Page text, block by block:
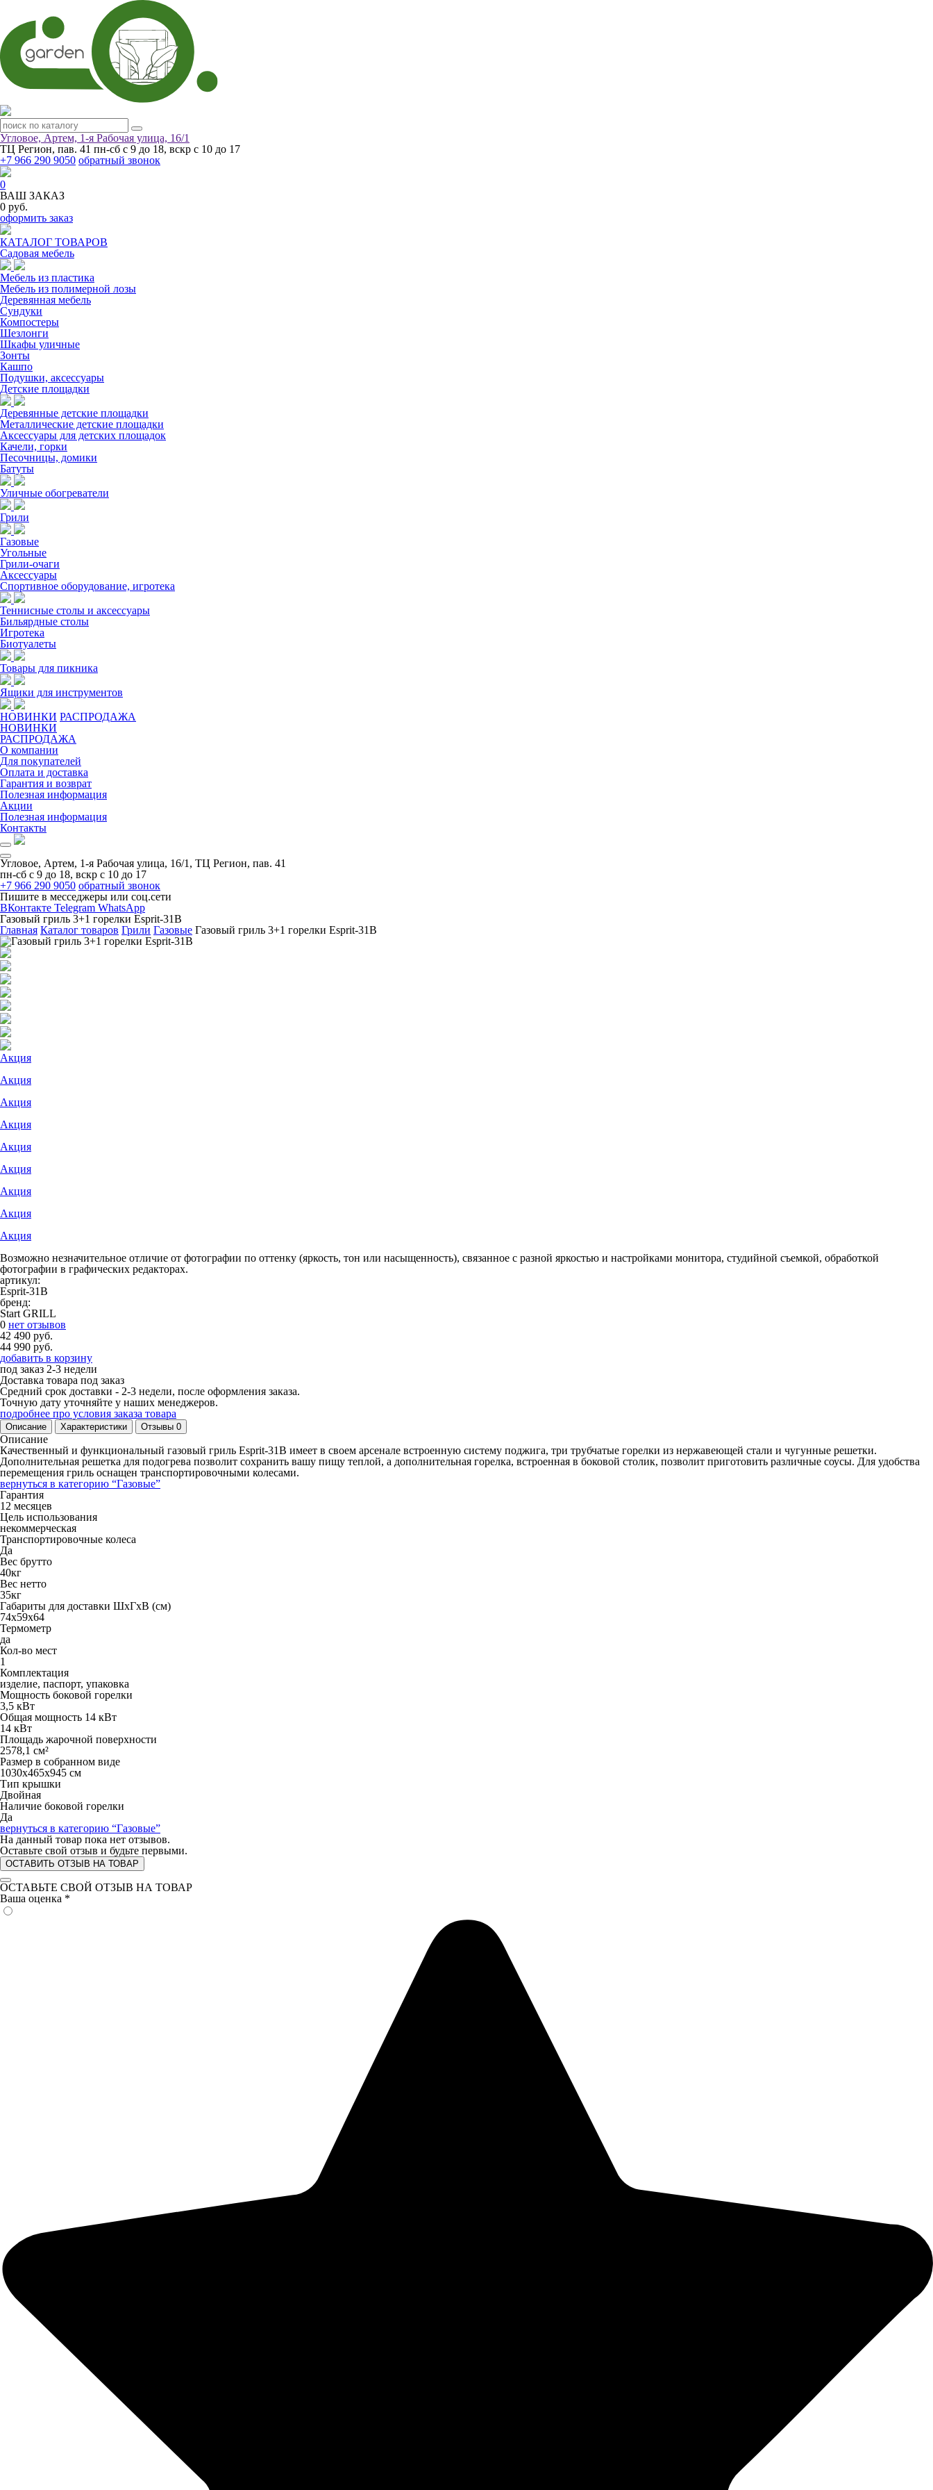
Угловое, Артем, ​1-я Рабочая улица, 16/1
ТЦ Регион, пав. 41 пн-сб с 9 до 18, вскр с 10 до 17
+7 966 290 9050 обратный звонок
0
ВАШ ЗАКАЗ
0 руб.
оформить заказ
КАТАЛОГ ТОВАРОВ
Садовая мебель
Мебель из пластика
Мебель из полимерной лозы
Деревянная мебель
Сундуки
Компостеры
Шезлонги
Шкафы уличные
Зонты
Кашпо
Подушки, аксессуары
Детские площадки
Деревянные детские площадки
Металлические детские площадки
Аксессуары для детских площадок
Качели, горки
Песочницы, домики
Батуты
Уличные обогреватели
Грили
Газовые
Угольные
Грили-очаги
Аксессуары
Спортивное оборудование, игротека
Теннисные столы и аксессуары
Бильярдные столы
Игротека
Биотуалеты
Товары для пикника
Ящики для инструментов
НОВИНКИ РАСПРОДАЖА
НОВИНКИ
РАСПРОДАЖА
О компании
Для покупателей
Оплата и доставка
Гарантия и возврат
Полезная информация
Акции
Полезная информация
Контакты
Угловое, Артем, ​1-я Рабочая улица, 16/1, ТЦ Регион, пав. 41
пн-сб с 9 до 18, вскр с 10 до 17
+7 966 290 9050 обратный звонок
Пишите в месседжеры или соц.сети
ВКонтакте Telegram WhatsApp
Газовый гриль 3+1 горелки Esprit-31B
Главная Каталог товаров Грили Газовые Газовый гриль 3+1 горелки Esprit-31B
Акция
Акция
Акция
Акция
Акция
Акция
Акция
Акция
Акция
Возможно незначительное отличие от фотографии по оттенку (яркость, тон или насыщенность), связанное с разной яркостью и настройками монитора, студийной съемкой, обработкой
фотографии в графических редакторах.
артикул:
Esprit-31B
бренд:
Start GRILL
0 нет отзывов
42 490 руб.
44 990 руб.
добавить в корзину
под заказ 2-3 недели
Доставка товара под заказ
Средний срок доставки - 2-3 недели, после оформления заказа.
Точную дату уточняйте у наших менеджеров.
подробнее про условия заказа товара
Описание Характеристики Отзывы 0
Описание
Качественный и функциональный газовый гриль Esprit-31B имеет в своем арсенале встроенную систему поджига, три трубчатые горелки из нержавеющей стали и чугунные решетки.
Дополнительная решетка для подогрева позволит сохранить вашу пищу теплой, а дополнительная горелка, встроенная в боковой столик, позволит приготовить различные соусы. Для удобства
перемещения гриль оснащен транспортировочными колесами.
вернуться в категорию “Газовые”
Гарантия
12 месяцев
Цель использования
некоммерческая
Транспортировочные колеса
Да
Вес брутто
40кг
Вес нетто
35кг
Габариты для доставки ШхГхВ (см)
74х59х64
Термометр
да
Кол-во мест
1
Комплектация
изделие, паспорт, упаковка
Мощность боковой горелки
3,5 кВт
Общая мощность 14 кВт
14 кВт
Площадь жарочной поверхности
2578,1 см²
Размер в собранном виде
1030х465х945 см
Тип крышки
Двойная
Наличие боковой горелки
Да
вернуться в категорию “Газовые”
На данный товар пока нет отзывов.
Оставьте свой отзыв и будьте первыми.
ОСТАВИТЬ ОТЗЫВ НА ТОВАР
ОСТАВЬТЕ СВОЙ ОТЗЫВ НА ТОВАР
Ваша оценка *